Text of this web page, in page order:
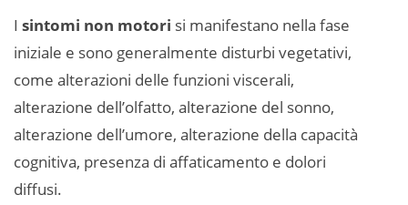
I sintomi non motori si manifestano nella fase
iniziale e sono generalmente disturbi vegetativi,
come alterazioni delle funzioni viscerali,
alterazione dell’olfatto, alterazione del sonno,
alterazione dell’umore, alterazione della capacità
cognitiva, presenza di affaticamento e dolori
diffusi.